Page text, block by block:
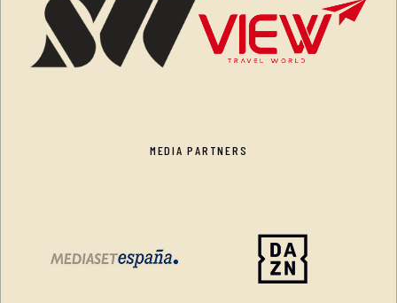
MEDIA PARTNERS